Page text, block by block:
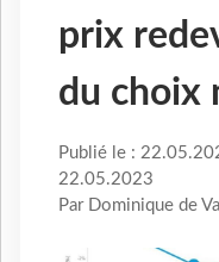
prix
du choix
Publié le :
22.05.2023
Par Dominique de